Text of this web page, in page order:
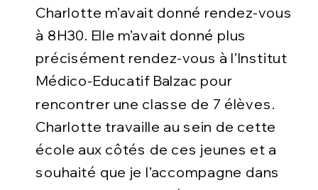
Charlotte m’avait donné rendez-vous
à 8H30. Elle m’avait donné plus
précisément rendez-vous à l’Institut
Médico-Educatif Balzac pour
rencontrer une classe de 7 élèves.
Charlotte travaille au sein de cette
école aux côtés de ces jeunes et a
souhaité que je l’accompagne dans